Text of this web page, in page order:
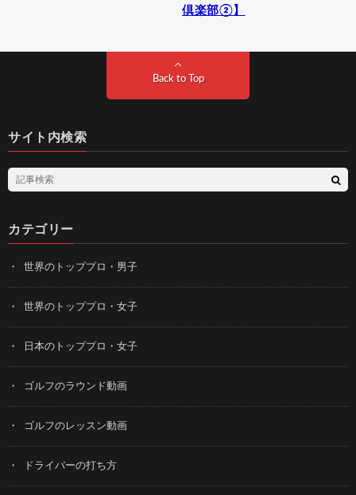
倶楽部②】
Back to Top
サイト内検索
カテゴリー
世界のトッププロ・男子
世界のトッププロ・女子
日本のトッププロ・女子
ゴルフのラウンド動画
ゴルフのレッスン動画
ドライバーの打ち方